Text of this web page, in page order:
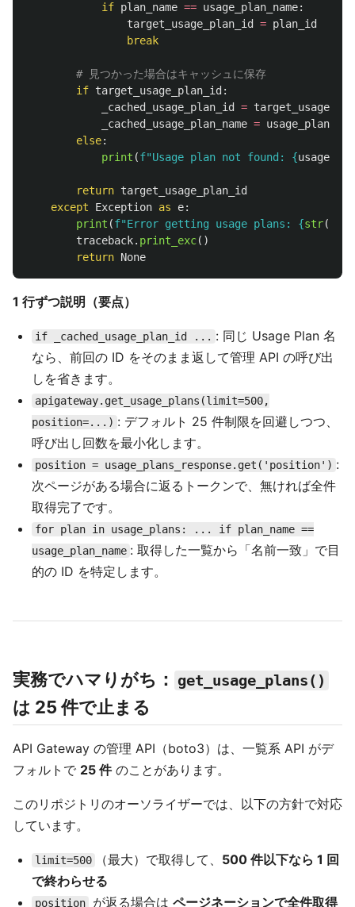
if plan_name == usage_plan_name:
target_usage_plan_id
= plan_id
break
if target_usage_plan_id :
_cached_usage_plan_id
=
_cached_usage_plan_name =
else:
print (f"Usage plan not found: {
return target_usage_plan_id
except
Exception as e:
print (f"Error getting usage plans: {str(
traceback. print_exc()
return None
1 行ずつ説明（要点）
if _cached_usage_plan_id ... : 同じ Usage Plan 名
なら、前回の ID をそのまま返して管理 API の呼び出
しを省きます。
apigateway.get_usage_plans(limit=500,
position=...) : デフォルト 25 件制限を回避しつつ、
呼び出し回数を最小化します。
position = usage_plans_response.get('position') :
次ページがある場合に返るトークンで、無ければ全件
取得完了です。
for plan in usage_plans: ... if plan_name ==
usage_plan_name : 取得した一覧から「名前一致」で目
的の ID を特定します。
実務でハマりがち： get_usage_plans()
は 25 件で止まる
API Gateway の管理 API（boto3）は、一覧系 API がデ
フォルトで 25 件のことがあります。
このリポジトリのオーソライザーでは、以下の方針で対応
しています。
limit=500 （最大）で取得して、 500 件以下なら 1 回
で終わらせる
position が返る場合は ページネーションで全件取得